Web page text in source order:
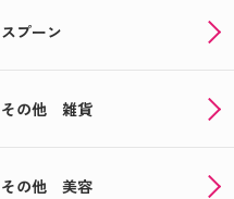
スプーン
その他 雑貨
その他 美容